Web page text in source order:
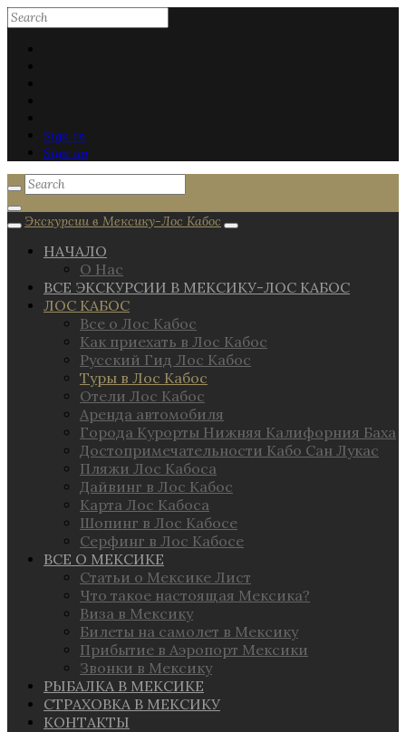
Sign in
Sign up
Экскурсии в Мексику-Лос Кабос
НАЧАЛО
О Нас
ВСЕ ЭКСКУРСИИ В МЕКСИКУ-ЛОС КАБОС
ЛОС КАБОС
Все о Лос Кабос
Как приехать в Лос Кабос
Русский Гид Лос Кабос
Туры в Лос Кабос
Отели Лос Кабос
Аренда автомобиля
Города Курорты Нижняя Калифорния Баха
Достопримечательности Кабо Сан Лукас
Пляжи Лос Кабоса
Дайвинг в Лос Кабос
Карта Лос Кабоса
Шопинг в Лос Кабосе
Серфинг в Лос Кабосе
ВСЕ О МЕКСИКЕ
Статьи о Мексике Лист
Что такое настоящая Мексика?
Виза в Мексику
Билеты на самолет в Мексику
Прибытие в Аэропорт Мексики
Звонки в Мексику
РЫБАЛКА В МЕКСИКЕ
СТРАХОВКА В МЕКСИКУ
КОНТАКТЫ